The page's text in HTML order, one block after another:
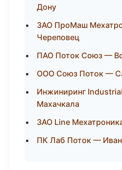
Дону
ЗАО ПроМаш
Череповец
ПАО Поток Союз —
ООО Союз Поток —
Инжиниринг
Махачкала
ЗАО Line
ПК Лаб Поток —